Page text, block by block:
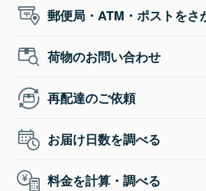
郵便局・ATM・ポストをさ
荷物のお問い合わせ
再配達のご依頼
お届け日数を調べる
料金を計算・調べる